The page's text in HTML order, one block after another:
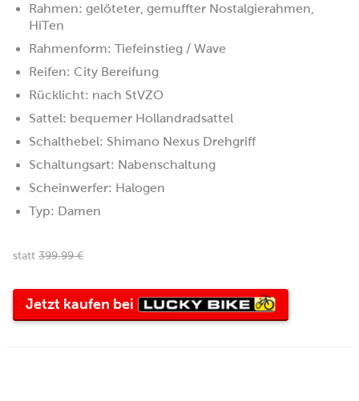
Rahmen: gelöteter, gemuffter Nostalgierahmen,
HiTen
Rahmenform: Tiefeinstieg / Wave
Reifen: City Bereifung
Rücklicht: nach StVZO
Sattel: bequemer Hollandradsattel
Schalthebel: Shimano Nexus Drehgriff
Schaltungsart: Nabenschaltung
Scheinwerfer: Halogen
Typ: Damen
statt 399.99 €
Jetzt kaufen bei
Bike